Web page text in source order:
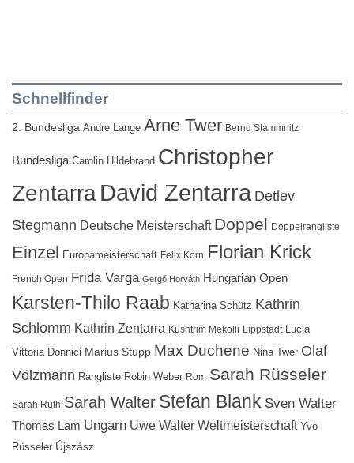
Schnellfinder
2. Bundesliga Andre Lange Arne Twer Bernd Stammnitz
Bundesliga Carolin Hildebrand Christopher
ZentarraDavid Zentarra Detlev
Stegmann Deutsche Meisterschaft Doppel Doppelrangliste
Einzel Europameisterschaft Felix Korn Florian Krick
French Open Frida Varga Gergő Horváth Hungarian Open
Karsten-Thilo Raab Katharina Schütz Kathrin
Schlomm Kathrin Zentarra Kushtrim Mekolli Lippstadt Lucia
Vittoria Donnici Marius Stupp Max Duchene Nina Twer Olaf
Völzmann Rangliste Robin Weber Rom Sarah Rüsseler
Sarah Rüth Sarah Walter Stefan Blank Sven Walter
Thomas Lam Ungarn Uwe Walter Weltmeisterschaft Yvo
Rüsseler Újszász